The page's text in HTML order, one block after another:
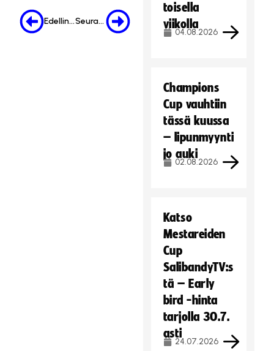
Edellinen Seuraava
toisella
viikolla
04.08.2026
Champions
Cup vauhtiin
tässä kuussa
– lipunmyynti
jo auki
02.08.2026
Katso
Mestareiden
Cup
SalibandyTV:s
tä – Early
bird -hinta
tarjolla 30.7.
asti
24.07.2026